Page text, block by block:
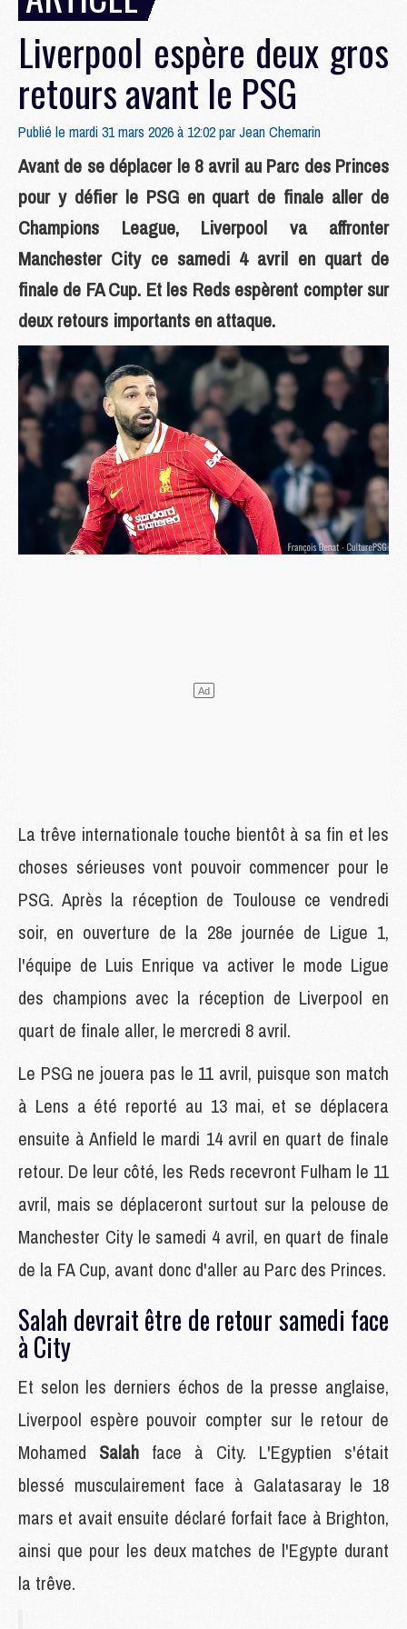
Liverpool espère deux gros
retours avant le PSG
Publié le mardi 31 mars 2026 à 12:02 parJean Chemarin
Avant de se déplacer le 8 avril au Parc des Princes
pour y défier le PSG en quart de finale aller de
Champions League, Liverpool va affronter
Manchester City ce samedi 4 avril en quart de
finale de FA Cup. Et les Reds espèrent compter sur
deux retours importants en attaque.
La trêve internationale touche bientôt à sa fin et les
choses sérieuses vont pouvoir commencer pour le
PSG. Après la réception de Toulouse ce vendredi
soir, en ouverture de la 28e journée de Ligue 1,
l'équipe de Luis Enrique va activer le mode Ligue
des champions avec la réception de Liverpool en
quart de finale aller, le mercredi 8 avril.
Le PSG ne jouera pas le 11 avril, puisque son match
à Lens a été reporté au 13 mai, et se déplacera
ensuite à Anfield le mardi 14 avril en quart de finale
retour. De leur côté, les Reds recevront Fulham le 11
avril, mais se déplaceront surtout sur la pelouse de
Manchester City le samedi 4 avril, en quart de finale
de la FA Cup, avant donc d'aller au Parc des Princes.
Salah devrait être de retour samedi face
à City
Et selon les derniers échos de la presse anglaise,
Liverpool espère pouvoir compter sur le retour de
Mohamed Salah face à City. L'Egyptien s'était
blessé musculairement face à Galatasaray le 18
mars et avait ensuite déclaré forfait face à Brighton,
ainsi que pour les deux matches de l'Egypte durant
la trêve.